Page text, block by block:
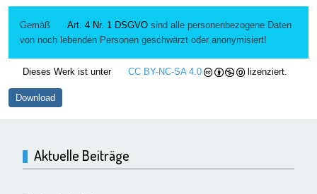
Gemäß Art. 4 Nr. 1 DSGVO sind alle personenbezogene Daten
von noch lebenden Personen geschwärzt oder anonymisiert!
Dieses Werk ist unter CC BY-NC-SA 4.0 lizenziert.
Download
Aktuelle Beiträge